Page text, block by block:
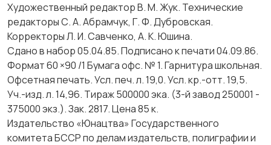
Художественный редактор В. М. Жук. Технические
редакторы С. А. Абрамчук, Г. Ф. Дубровская.
Корректоры Л. И. Савченко, А. К. Юшина.
Сдано в набор 05.04.85. Подписано к печати 04.09.86.
Формат 60 ×90 /1 Бумага офс. № 1. Гарнитура школьная.
Офсетная печать. Усл. печ. л. 19,0. Усл. кр.-отт. 19,5.
Уч.-изд. л. 14,96. Тираж 500000 эка. (3-й завод 250001 -
375000 экз.). Зак. 2817. Цена 85 к.
Издательство «Юнацтва» Государственного
комитета БССР по делам издательств, полиграфии и